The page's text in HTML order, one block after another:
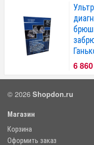
6 860
© 2026 Shopdon.ru
Магазин
Корзина
Оформить заказ